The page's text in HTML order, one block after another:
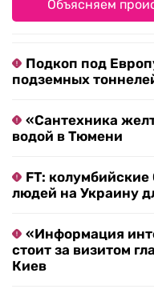
Объясняем
Подкоп под
подземных
«Сантехника
водой в Тюмени
FT:
людей на Украину
«Информация
стоит за визитом
Киев